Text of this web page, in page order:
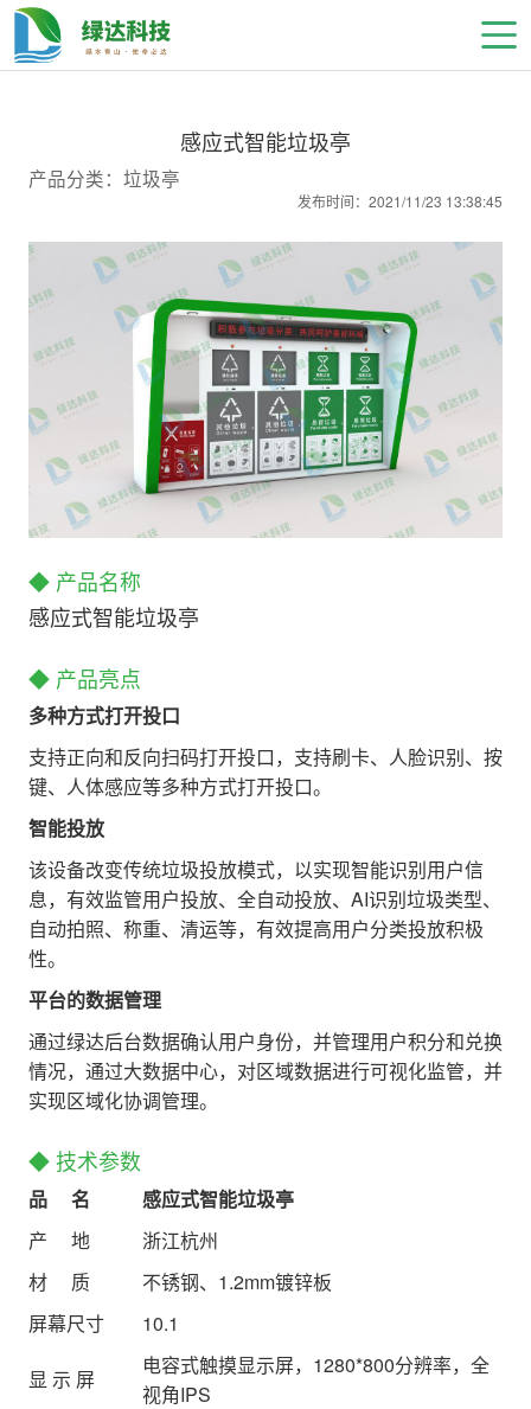
感应式智能垃圾亭
产品分类：垃圾亭
发布时间：2021/11/23 13:38:45
◆ 产品名称
感应式智能垃圾亭
◆ 产品亮点
多种方式打开投口
支持正向和反向扫码打开投口，支持刷卡、人脸识别、按
键、人体感应等多种方式打开投口。
智能投放
该设备改变传统垃圾投放模式，以实现智能识别用户信
息，有效监管用户投放、全自动投放、AI识别垃圾类型、
自动拍照、称重、清运等，有效提高用户分类投放积极
性。
平台的数据管理
通过绿达后台数据确认用户身份，并管理用户积分和兑换
情况，通过大数据中心，对区域数据进行可视化监管，并
实现区域化协调管理。
◆ 技术参数
品 名
感应式智能垃圾亭
产 地
浙江杭州
材 质
不锈钢、1.2mm镀锌板
屏幕尺寸
10.1
显 示 屏
电容式触摸显示屏，1280*800分辨率，全
视角IPS